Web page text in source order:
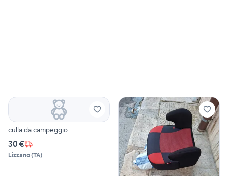
culla da campeggio
30 €
Lizzano(TA)